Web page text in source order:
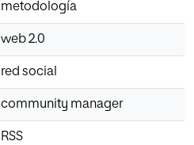
metodología
web 2.0
red social
community manager
RSS